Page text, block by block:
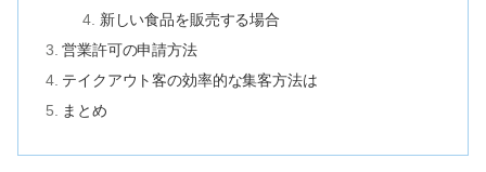
新しい食品を販売する場合
営業許可の申請方法
テイクアウト客の効率的な集客方法は
まとめ